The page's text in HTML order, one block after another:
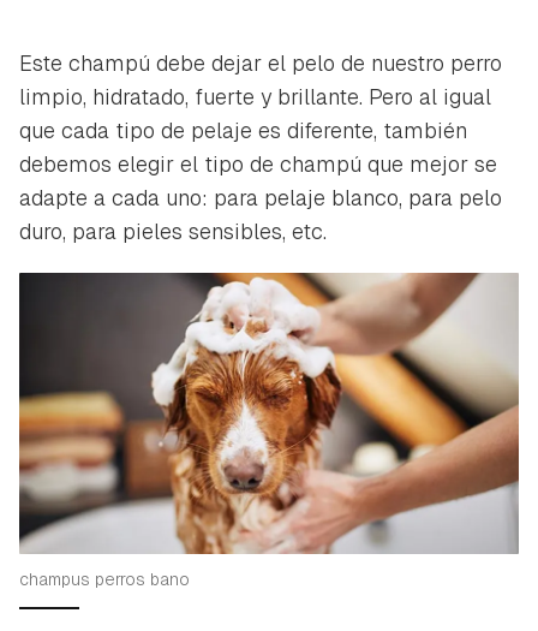
Guardar como favorito
Para poder guardar como favorito, primero has de
Este champú debe dejar el pelo de nuestro perro
limpio, hidratado, fuerte y brillante. Pero al igual
que cada tipo de pelaje es diferente, también
debemos elegir el tipo de champú que mejor se
adapte a cada uno: para pelaje blanco, para pelo
duro, para pieles sensibles, etc.
champus perros bano
Contenido enviado